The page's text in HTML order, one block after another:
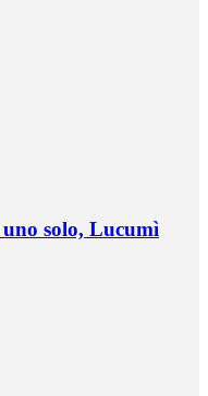
solo, Lucumì